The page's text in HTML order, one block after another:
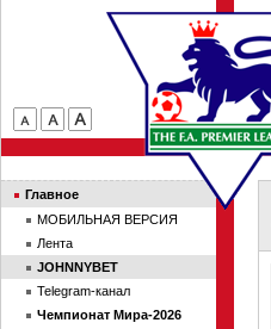
Главное
МОБИЛЬНАЯ ВЕРСИЯ
Лента
JOHNNYBET
Telegram-канал
Чемпионат Мира-2026